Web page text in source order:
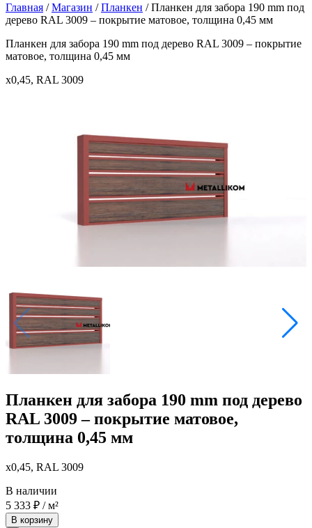
Главная /Магазин /Планкен /Планкен для забора 190 mm под
дерево RAL 3009 – покрытие матовое, толщина 0,45 мм
Планкен для забора 190 mm под дерево RAL 3009 – покрытие
матовое, толщина 0,45 мм
x0,45, RAL 3009
Планкен для забора 190 mm под дерево
RAL 3009 – покрытие матовое,
толщина 0,45 мм
x0,45, RAL 3009
В наличии
5 333 ₽ / м²
В корзину